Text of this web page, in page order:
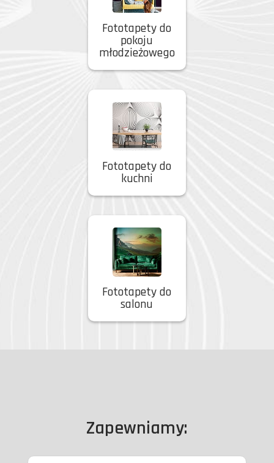
Fototapety do
pokoju
młodzieżowego
Fototapety do
kuchni
Fototapety do
salonu
Zapewniamy: